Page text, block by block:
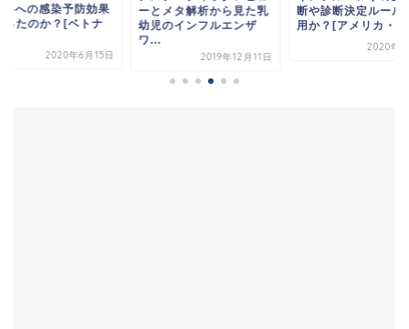
への感染予防効果
ったのか？[ベトナ
2020年6月15日
ーとメタ解析から見た乳
幼児のインフルエンザ
ワ...
2019年12月11日
断や診断決定ルール
用か？[アメリカ・
2020年1